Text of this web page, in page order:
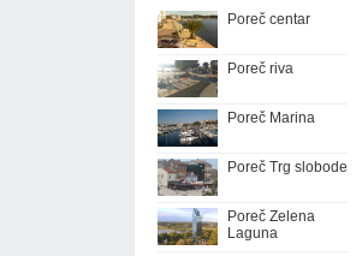
Poreč centar
Poreč riva
Poreč Marina
Poreč Trg slobode
Poreč Zelena
Laguna